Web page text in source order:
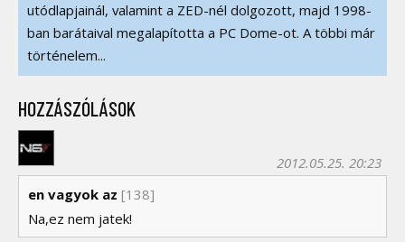
utódlapjainál, valamint a ZED-nél dolgozott, majd 1998-
ban barátaival megalapította a PC Dome-ot. A többi már
történelem...
HOZZÁSZÓLÁSOK
en vagyok az
2012.05.25. 20:23
[138]
Na,ez nem jatek!